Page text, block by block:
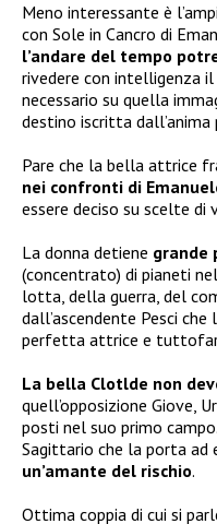
Meno interessante è
con Sole in Cancro di
l’andare del tempo
rivedere con intelligenza
necessario su quella
destino iscritta dall’anima
Pare che la bella attrice
nei confronti di
essere deciso su scelte di
La donna detiene grande
(concentrato) di pianeti
lotta, della guerra, del
dall’ascendente Pesci
perfetta attrice e
La bella Clotlde non
quell’opposizione Giove,
posti nel suo primo
Sagittario che la porta ad
un’amante del rischio.
Ottima coppia di cui si